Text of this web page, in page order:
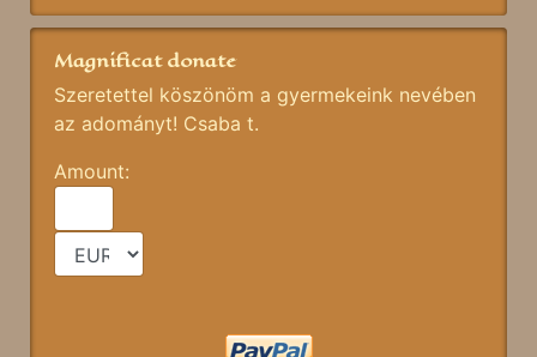
Magnificat donate
Szeretettel köszönöm a gyermekeink nevében
az adományt! Csaba t.
Amount: